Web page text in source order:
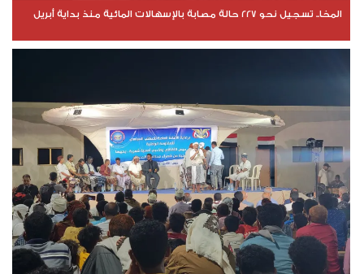
المخا.. تسجيل نحو 227 حالة مصابة بالإسهالات المائية منذ بداية أبريل